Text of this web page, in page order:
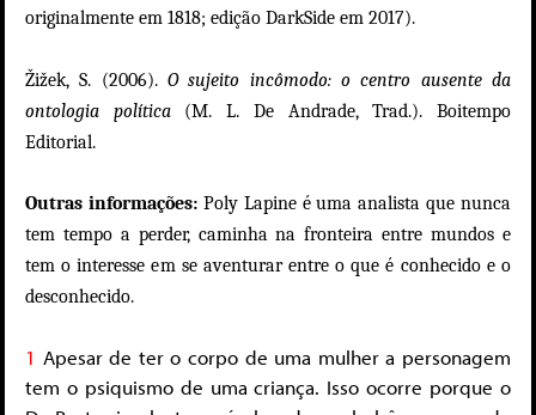
originalmente em 1818; edição DarkSide em 2017).
Žižek, S. (2006). O sujeito incômodo: o centro ausente da
ontologia política(M. L. De Andrade, Trad.). Boitempo
Editorial.
Outras informações: Poly Lapine é uma analista que nunca
tem tempo a perder, caminha na fronteira entre mundos e
tem o interesse em se aventurar entre o que é conhecido e o
desconhecido.
1 Apesar de ter o corpo de uma mulher a personagem
tem o psiquismo de uma criança. Isso ocorre porque o